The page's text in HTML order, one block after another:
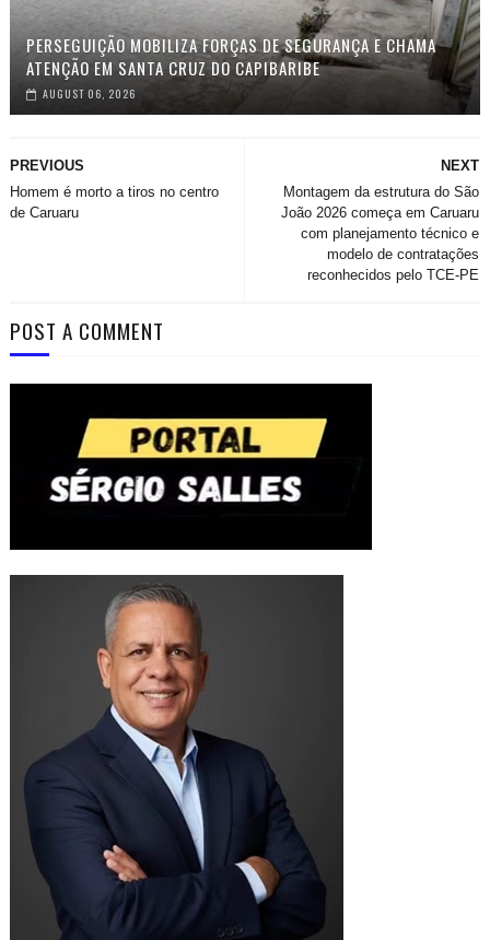
PERSEGUIÇÃO MOBILIZA FORÇAS DE SEGURANÇA E CHAMA
ATENÇÃO EM SANTA CRUZ DO CAPIBARIBE
AUGUST 06, 2026
NEXT
Montagem da estrutura do São
João 2026 começa em Caruaru
com planejamento técnico e
modelo de contratações
reconhecidos pelo TCE-PE
PREVIOUS
Homem é morto a tiros no centro
de Caruaru
POST A COMMENT